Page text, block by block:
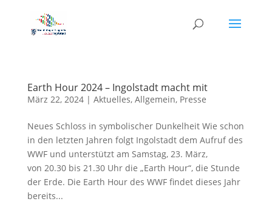
Earth Hour 2024 – Ingolstadt macht mit
März 22, 2024| Aktuelles, Allgemein, Presse
Neues Schloss in symbolischer Dunkelheit Wie schon
in den letzten Jahren folgt Ingolstadt dem Aufruf des
WWF und unterstützt am Samstag, 23. März,
von 20.30 bis 21.30 Uhr die „Earth Hour“, die Stunde
der Erde. Die Earth Hour des WWF findet dieses Jahr
bereits...